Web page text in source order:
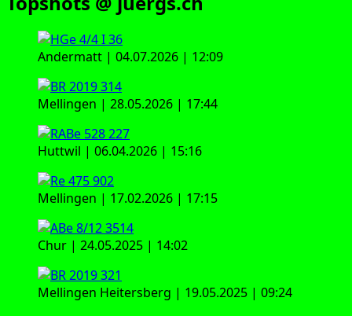
Andermatt | 04.07.2026 | 12:09
Mellingen | 28.05.2026 | 17:44
Huttwil | 06.04.2026 | 15:16
Mellingen | 17.02.2026 | 17:15
Chur | 24.05.2025 | 14:02
Mellingen Heitersberg | 19.05.2025 | 09:24